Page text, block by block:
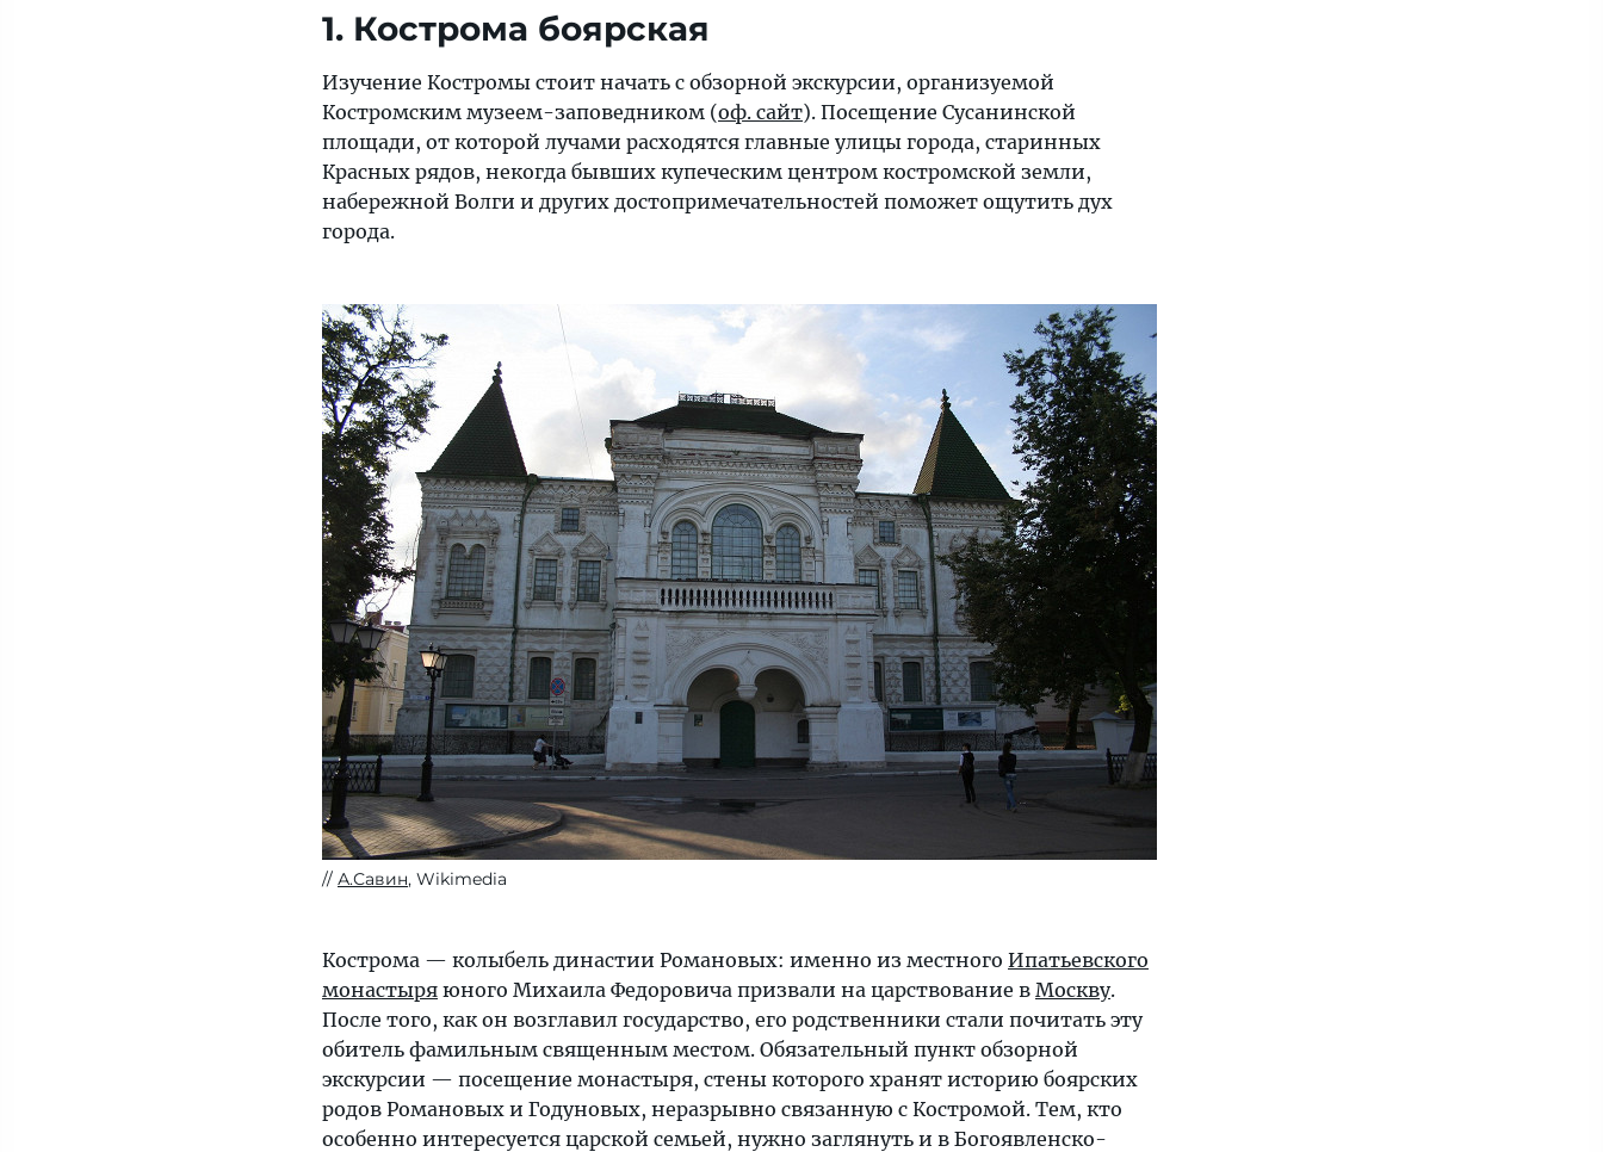
1. Кострома боярская
Изучение Костромы стоит начать с обзорной экскурсии, организуемой
Костромским музеем-заповедником (оф. сайт). Посещение Сусанинской
площади, от которой лучами расходятся главные улицы города, старинных
Красных рядов, некогда бывших купеческим центром костромской земли,
набережной Волги и других достопримечательностей поможет ощутить дух
города.
А.Савин, Wikimedia
Кострома — колыбель династии Романовых: именно из местного Ипатьевского
монастыря юного Михаила Федоровича призвали на царствование в Москву.
После того, как он возглавил государство, его родственники стали почитать эту
обитель фамильным священным местом. Обязательный пункт обзорной
экскурсии — посещение монастыря, стены которого хранят историю боярских
родов Романовых и Годуновых, неразрывно связанную с Костромой. Тем, кто
особенно интересуется царской семьей, нужно заглянуть и в Богоявленско-